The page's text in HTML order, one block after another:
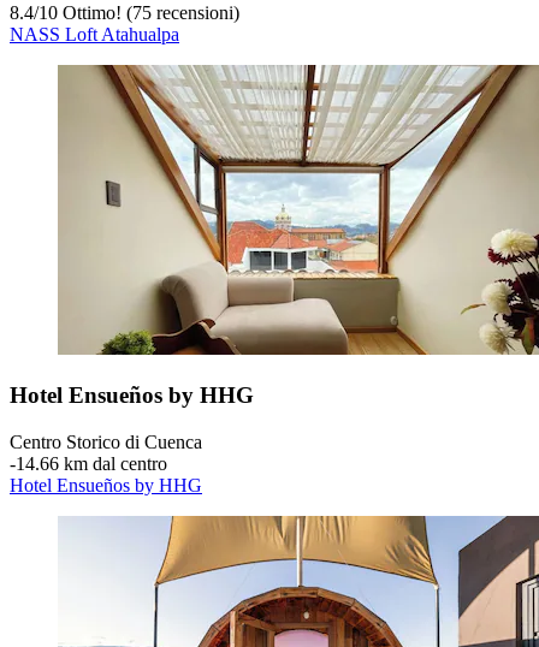
8.4/10 Ottimo! (75 recensioni)
NASS Loft Atahualpa
Hotel Ensueños by HHG
Centro Storico di Cuenca
‐14.66 km dal centro
Hotel Ensueños by HHG